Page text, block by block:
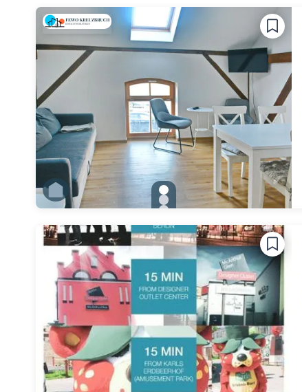
Zu Slide 4 wechseln
Zu Slide 5 wechseln
Zu Slide 6 wechseln
gallery.slide_selector
Zu Slide 1 wechseln
Zu Slide 2 wechseln
Zu Slide 4 wechseln
Zu Slide 5 wechseln
Zu Slide 6 wechseln